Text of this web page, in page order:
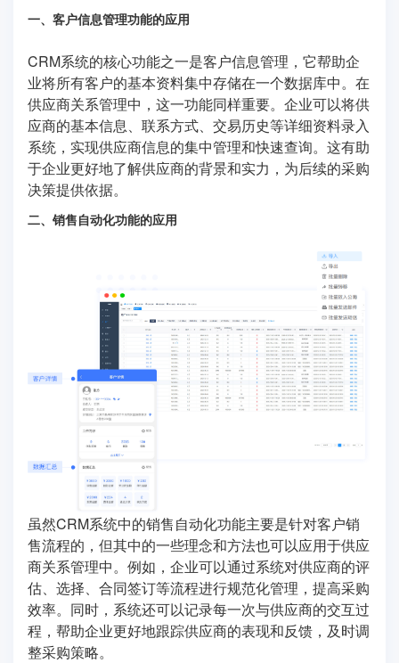
一、客户信息管理功能的应用
CRM系统的核心功能之一是客户信息管理，它帮助企
业将所有客户的基本资料集中存储在一个数据库中。在
供应商关系管理中，这一功能同样重要。企业可以将供
应商的基本信息、联系方式、交易历史等详细资料录入
系统，实现供应商信息的集中管理和快速查询。这有助
于企业更好地了解供应商的背景和实力，为后续的采购
决策提供依据。
二、销售自动化功能的应用
虽然CRM系统中的销售自动化功能主要是针对客户销
售流程的，但其中的一些理念和方法也可以应用于供应
商关系管理中。例如，企业可以通过系统对供应商的评
估、选择、合同签订等流程进行规范化管理，提高采购
效率。同时，系统还可以记录每一次与供应商的交互过
程，帮助企业更好地跟踪供应商的表现和反馈，及时调
整采购策略。